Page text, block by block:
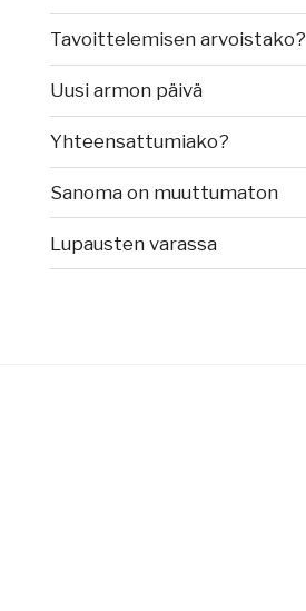
Tavoittelemisen arvoistako?
Uusi armon päivä
Yhteensattumiako?
Sanoma on muuttumaton
Lupausten varassa